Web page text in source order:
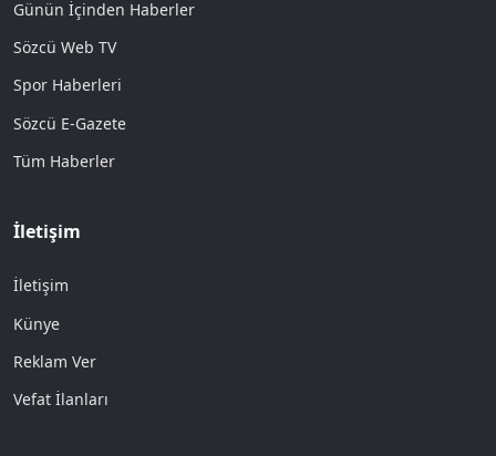
Günün İçinden Haberler
Sözcü Web TV
Spor Haberleri
Sözcü E-Gazete
Tüm Haberler
İletişim
İletişim
Künye
Reklam Ver
Vefat İlanları